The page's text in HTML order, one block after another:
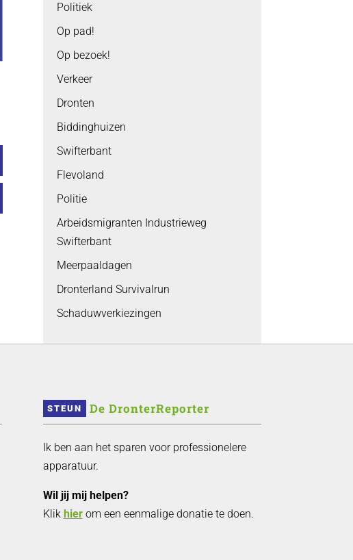
Politiek
Op pad!
Op bezoek!
Verkeer
Dronten
Biddinghuizen
Swifterbant
Flevoland
Politie
Arbeidsmigranten Industrieweg
Swifterbant
Meerpaaldagen
Dronterland Survivalrun
Schaduwverkiezingen
STEUN De DronterReporter
Ik ben aan het sparen voor professionelere
apparatuur.
Wil jij mij helpen?
Klik hierom een eenmalige donatie te doen.